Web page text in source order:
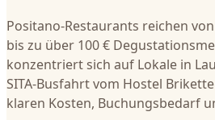
Positano-Restaurants reichen
bis zu über 100 €
konzentriert sich auf Lokale in
SITA-Busfahrt vom Hostel
klaren Kosten, Buchungsbedarf